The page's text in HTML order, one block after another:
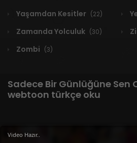
Yaşamdan Kesitler (22)
Zamanda Yolculuk (30)
Zombi (3)
Sadece Bir Günlüğüne
webtoon türkçe oku
1 RESULT
Video Hazır..